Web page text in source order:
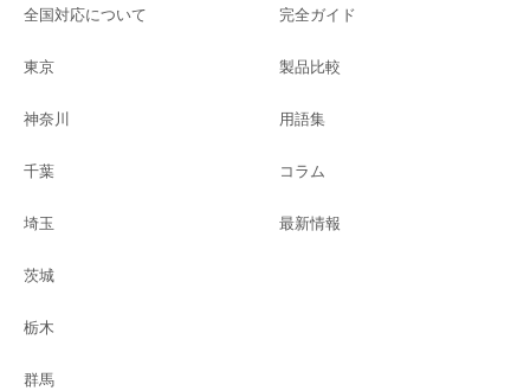
全国対応について
東京
神奈川
千葉
埼玉
茨城
栃木
群馬
完全ガイド
製品比較
用語集
コラム
最新情報